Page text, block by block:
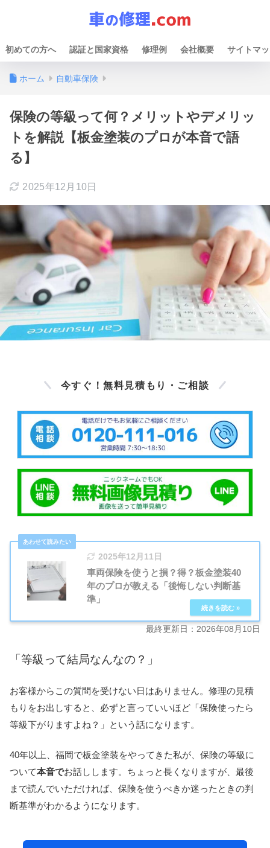
初めての方へ 認証と国家資格 修理例 会社概要 サイトマ
ホーム 自動車保険
保険の等級って何？メリットやデメリッ
トを解説【板金塗装のプロが本音で語
る】
2025年12月10日
今すぐ！無料見積もり・ご相談
お電話でのお問い合わせ 0120-111-016
LINEでのお問い合わせ
2025年12月11日
車両保険を使うと損？得？板金塗装40
年のプロが教える「後悔しない判断基
準」
最終更新日： 2026年08月10日
「等級って結局なんなの？」
お客様からこの質問を受けない日はありません。修理の見積
もりをお出しすると、必ずと言っていいほど「保険使ったら
等級下がりますよね？」という話になります。
40年以上、福岡で板金塗装をやってきた私が、保険の等級に
ついて本音でお話しします。ちょっと長くなりますが、最後
まで読んでいただければ、保険を使うべきか迷ったときの判
断基準がわかるようになります。